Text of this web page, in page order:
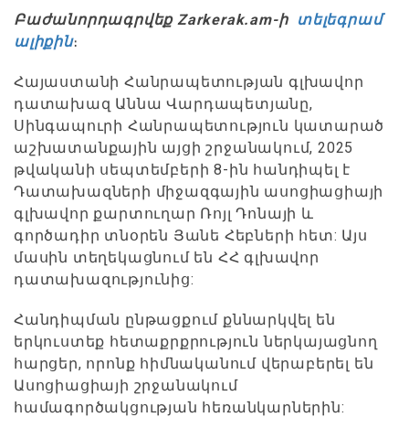
Բաժանորդագրվեք Zarkerak.am-ի տելեգրամ
ալիքին։
Հայաստանի Հանրապետության գլխավոր
դատախազ Աննա Վարդապետյանը,
Սինգապուրի Հանրապետություն կատարած
աշխատանքային այցի շրջանակում, 2025
թվականի սեպտեմբերի 8-ին հանդիպել է
Դատախազների միջազգային ասոցիացիայի
գլխավոր քարտուղար Ռոյլ Դոնայի և
գործադիր տնօրեն Յանե Հեբների հետ: Այս
մասին տեղեկացնում են ՀՀ գլխավոր
դատախազությունից:
Հանդիպման ընթացքում քննարկվել են
երկուստեք հետաքրքրություն ներկայացնող
հարցեր, որոնք հիմնականում վերաբերել են
Ասոցիացիայի շրջանակում
համագործակցության հեռանկարներին: